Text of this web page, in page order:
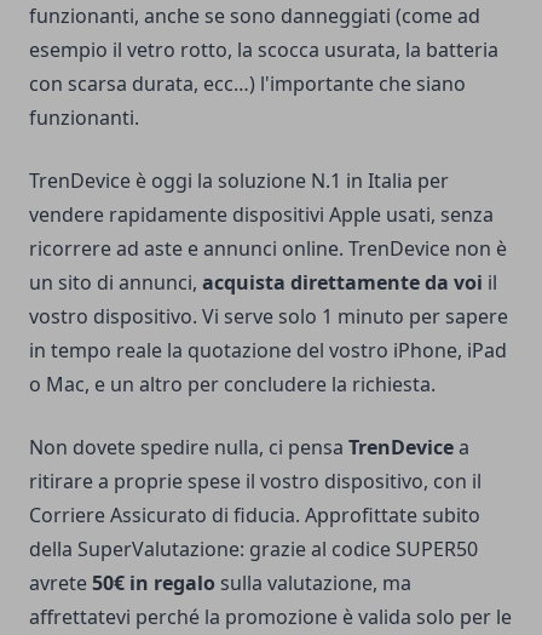
funzionanti, anche se sono danneggiati (come ad
esempio il vetro rotto, la scocca usurata, la batteria
con scarsa durata, ecc…) l'importante che siano
funzionanti.
TrenDevice è oggi la soluzione N.1 in Italia per
vendere rapidamente dispositivi Apple usati, senza
ricorrere ad aste e annunci online. TrenDevice non è
un sito di annunci, acquista direttamente da voi il
vostro dispositivo. Vi serve solo 1 minuto per sapere
in tempo reale la quotazione del vostro iPhone, iPad
o Mac, e un altro per concludere la richiesta.
Non dovete spedire nulla, ci pensa TrenDevicea
ritirare a proprie spese il vostro dispositivo, con il
Corriere Assicurato di fiducia. Approfittate subito
della SuperValutazione: grazie al codice SUPER50
avrete50€ in regalo sulla valutazione, ma
affrettatevi perché la promozione è valida solo per le